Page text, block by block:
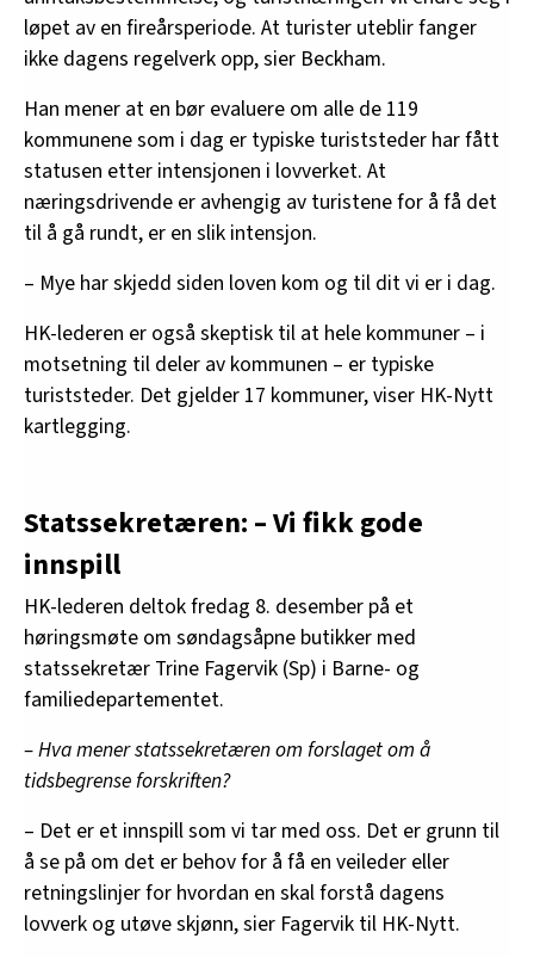
løpet av en fireårsperiode. At turister uteblir fanger
ikke dagens regelverk opp, sier Beckham.
Han mener at en bør evaluere om alle de 119
kommunene som i dag er typiske turiststeder har fått
statusen etter intensjonen i lovverket. At
næringsdrivende er avhengig av turistene for å få det
til å gå rundt, er en slik intensjon.
– Mye har skjedd siden loven kom og til dit vi er i dag.
HK-lederen er også skeptisk til at hele kommuner – i
motsetning til deler av kommunen – er typiske
turiststeder. Det gjelder 17 kommuner, viser HK-Nytt
kartlegging.
Statssekretæren: – Vi fikk gode
innspill
HK-lederen deltok fredag 8. desember på et
høringsmøte om søndagsåpne butikker med
statssekretær Trine Fagervik (Sp) i Barne- og
familiedepartementet.
– Hva mener statssekretæren om forslaget om å
tidsbegrense forskriften?
– Det er et innspill som vi tar med oss. Det er grunn til
å se på om det er behov for å få en veileder eller
retningslinjer for hvordan en skal forstå dagens
lovverk og utøve skjønn, sier Fagervik til HK-Nytt.